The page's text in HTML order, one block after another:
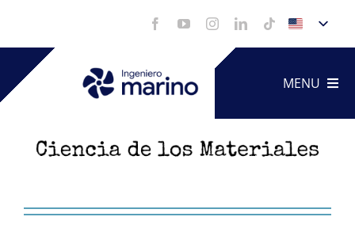
content
MENU
Services